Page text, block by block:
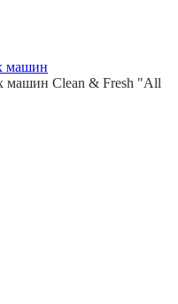
машин
машин Clean & Fresh "All